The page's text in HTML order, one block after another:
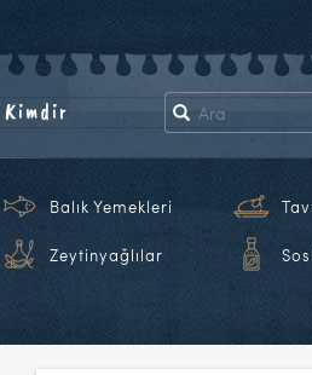
Kimdir
Balık Yemekleri
Zeytinyağlılar